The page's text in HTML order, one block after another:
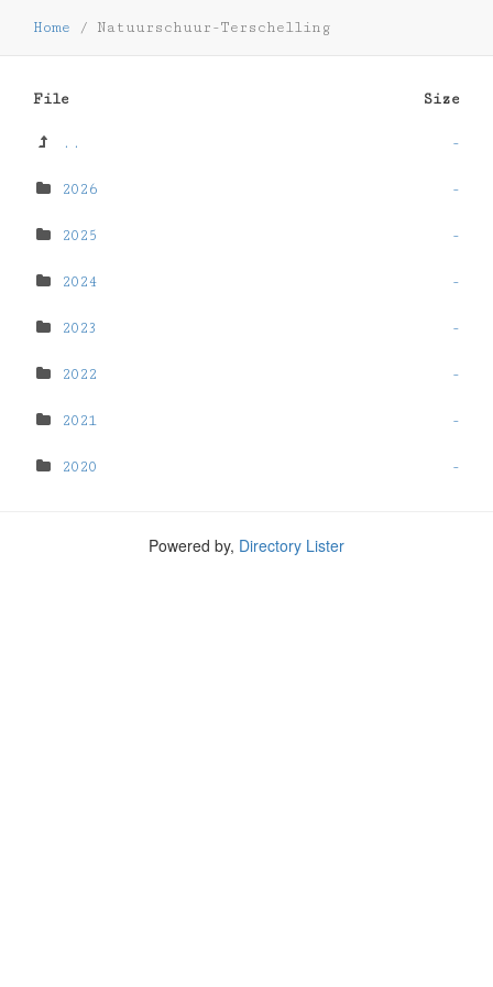
Home / Natuurschuur-Terschelling
File Size
.. -
2026 -
2025 -
2024 -
2023 -
2022 -
2021 -
2020 -
Powered by, Directory Lister